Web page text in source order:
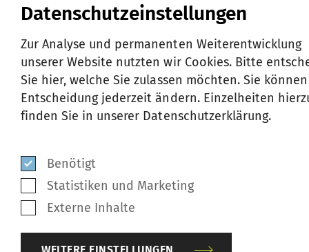
Fadeneinzugsfunktion und der verbesserten
Längengenauigkeit, die die
Sicherheitsmargen um bis zu 50 % reduziert,
sorgt er für maximale Effizienz bei minimalen
Ausfallzeiten.
Technische Daten
Downloads
Datenschutzeinstellungen
Zur Analyse und permanenten Weiterentwicklung
unserer Website nutzten wir Cookies. Bitte
Sie hier, welche Sie zulassen möchten. Sie
Entscheidung jederzeit ändern. Einzelheiten
finden Sie in unserer Datenschutzerklärung.
Benötigt
Statistiken und Marketing
Externe Inhalte